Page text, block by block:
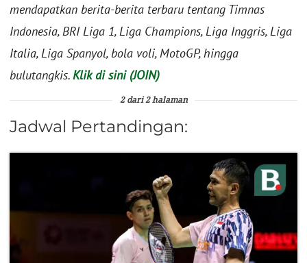
mendapatkan berita-berita terbaru tentang Timnas
Indonesia, BRI Liga 1, Liga Champions, Liga Inggris, Liga
Italia, Liga Spanyol, bola voli, MotoGP, hingga
bulutangkis.Klik di sini (JOIN)
2 dari 2 halaman
Jadwal Pertandingan: